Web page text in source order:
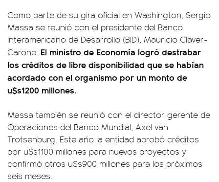
Como parte de su gira oficial en Washington, Sergio
Massa se reunió con el presidente del Banco
Interamericano de Desarrollo (BID), Mauricio Claver-
Carone. El ministro de Economía logró destrabar
los créditos de libre disponibilidad que se habían
acordado con el organismo por un monto de
u$s1200 millones.
Massa también se reunió con el director gerente de
Operaciones del Banco Mundial, Axel van
Trotsenburg. Este año la entidad aprobó créditos
por u$s1100 millones para nuevos proyectos y
confirmó otros u$s900 millones para los próximos
seis meses.